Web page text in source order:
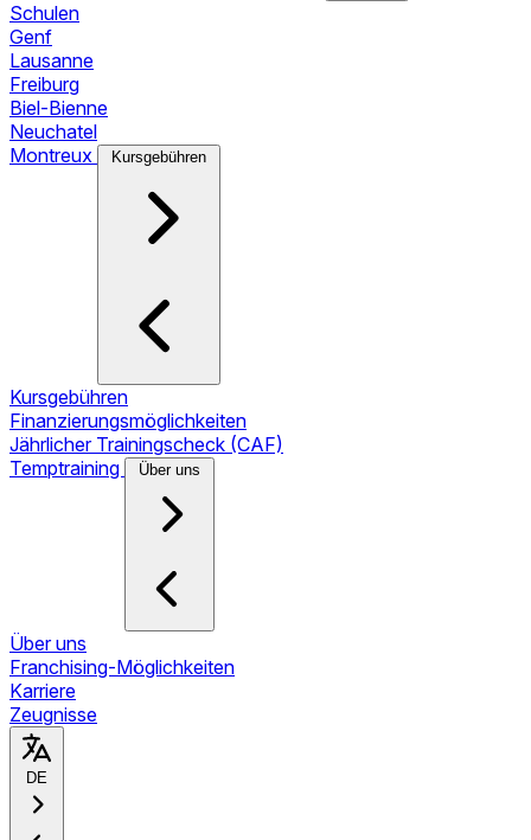
Schulen
Genf
Lausanne
Freiburg
Biel-Bienne
Neuchatel
Montreux
Kursgebühren
Kursgebühren
Finanzierungsmöglichkeiten
Jährlicher Trainingscheck (CAF)
Temptraining
Über uns
Über uns
Franchising-Möglichkeiten
Karriere
Zeugnisse
DE